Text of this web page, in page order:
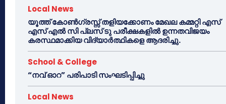
Local News
യൂത്ത് കോൺഗ്രസ്സ് തളിയക്കോണം മേഖല കമ്മറ്റി എസ്
എസ് എൽ സി പ്ലസ് ടു പരീക്ഷകളിൽ ഉന്നതവിജയം
കരസ്ഥമാക്കിയ വിദ്യാർത്ഥികളെ ആദരിച്ചു.
School & College
“നവ് ഓറ” പരിപാടി സംഘടിപ്പിച്ചു
Local News